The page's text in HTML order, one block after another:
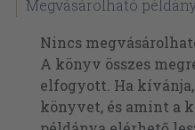
Megvásárolható
Nincs
A könyv összes
elfogyott. Ha
könyvet, és amint a